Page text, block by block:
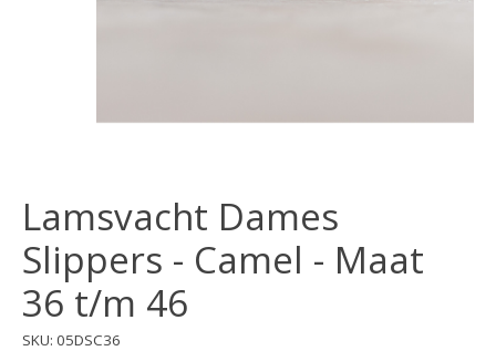
Lamsvacht Dames
Slippers - Camel - Maat
36 t/m 46
SKU: 05DSC36